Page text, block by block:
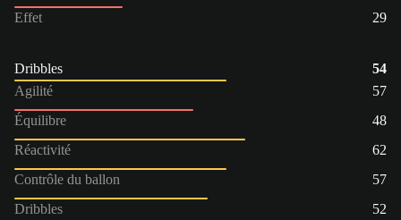
Effet
29
Dribbles
54
Agilité
57
Équilibre
48
Réactivité
62
Contrôle du ballon
57
Dribbles
52